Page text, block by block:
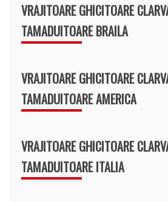
VRAJITOARE GHICITOARE
TAMADUITOARE BRAILA
VRAJITOARE GHICITOARE
TAMADUITOARE AMERICA
VRAJITOARE GHICITOARE
TAMADUITOARE ITALIA